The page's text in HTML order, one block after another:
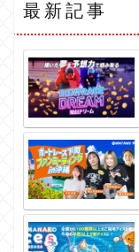
最新記事